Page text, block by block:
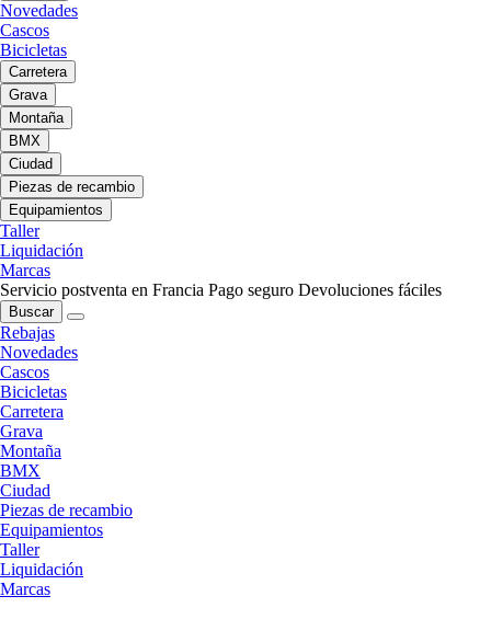
Novedades
Cascos
Bicicletas
Carretera
Grava
Montaña
BMX
Ciudad
Piezas de recambio
Equipamientos
Taller
Liquidación
Marcas
Servicio postventa en Francia Pago seguro Devoluciones fáciles
Buscar
Rebajas
Novedades
Cascos
Bicicletas
Carretera
Grava
Montaña
BMX
Ciudad
Piezas de recambio
Equipamientos
Taller
Liquidación
Marcas